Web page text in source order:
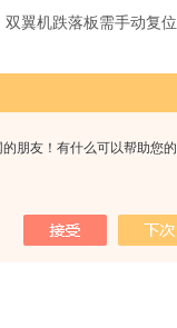
朋友！有什么可以帮助您的
双翼机跌落板需手动复位